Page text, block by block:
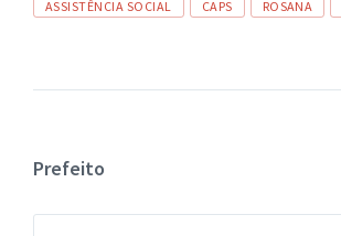
ASSISTÊNCIA SOCIAL CAPS ROSANA
Prefeito